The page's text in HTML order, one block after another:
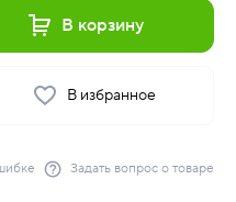
В корзину
В избранное
Задать вопрос о товаре